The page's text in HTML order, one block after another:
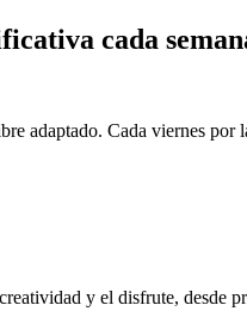
cada
adaptado. Cada viernes
y el disfrute, desde